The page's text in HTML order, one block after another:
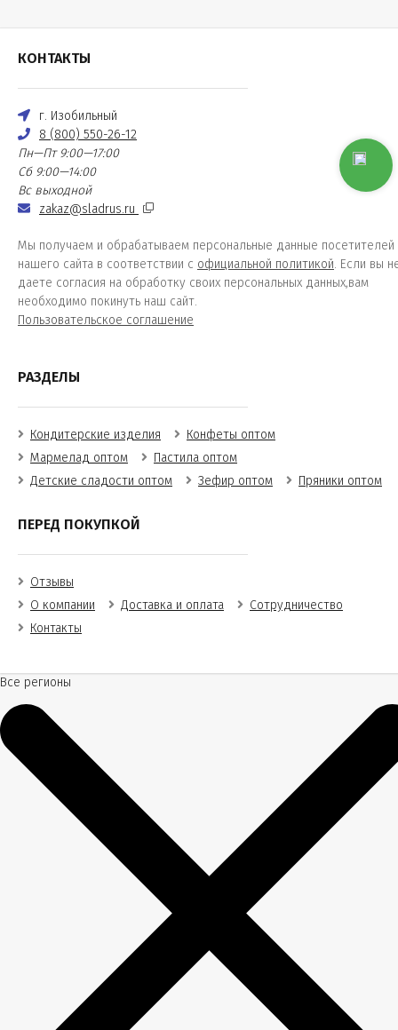
КОНТАКТЫ
г. Изобильный
8 (800) 550-26-12
Пн—Пт 9:00—17:00
Сб 9:00—14:00
Вс выходной
zakaz@sladrus.ru
Мы получаем и обрабатываем персональные данные посетителей
нашего сайта в соответствии с официальной политикой. Если вы
даете согласия на обработку своих персональных данных,вам
необходимо покинуть наш сайт.
Пользовательское соглашение
РАЗДЕЛЫ
Кондитерские изделия
Конфеты оптом
Мармелад оптом
Пастила оптом
Детские сладости оптом
Зефир оптом Пряники оптом
ПЕРЕД ПОКУПКОЙ
Отзывы
О компании
Доставка и оплата
Сотрудничество
Контакты
Все регионы